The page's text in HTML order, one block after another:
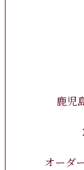
鹿児
オーダ